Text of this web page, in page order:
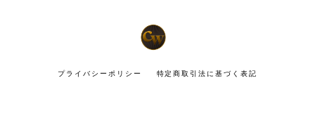
プライバシーポリシー 特定商取引法に基づく表記